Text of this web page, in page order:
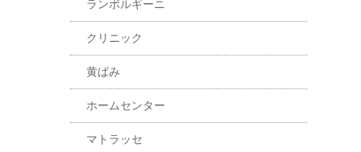
ランボルギーニ
クリニック
黄ばみ
ホームセンター
マトラッセ